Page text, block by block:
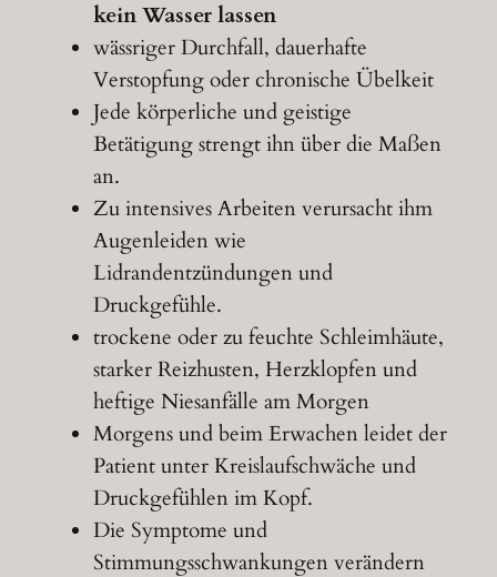
kein Wasser lassen
wässriger Durchfall, dauerhafte
Verstopfung oder chronische Übelkeit
Jede körperliche und geistige
Betätigung strengt ihn über die Maßen
an.
Zu intensives Arbeiten verursacht ihm
Augenleiden wie
Lidrandentzündungen und
Druckgefühle.
trockene oder zu feuchte Schleimhäute,
starker Reizhusten, Herzklopfen und
heftige Niesanfälle am Morgen
Morgens und beim Erwachen leidet der
Patient unter Kreislaufschwäche und
Druckgefühlen im Kopf.
Die Symptome und
Stimmungsschwankungen verändern